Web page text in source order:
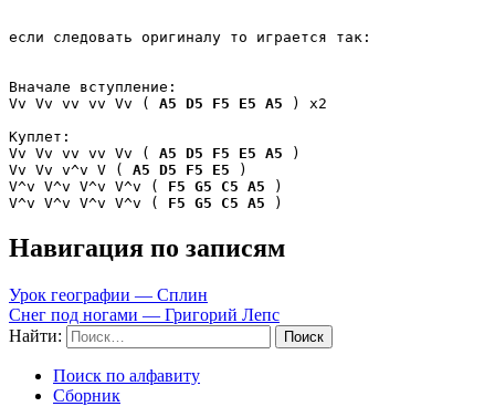
если следовать оригиналу то играется так:
Вначале вступление:
Vv Vv vv vv Vv ( A5 D5 F5 E5 A5 ) x2
Куплет:
Vv Vv vv vv Vv ( A5 D5 F5 E5 A5 )
Vv Vv v^v V ( A5 D5 F5 E5 )
V^v V^v V^v V^v ( F5 G5 C5 A5 )
V^v V^v V^v V^v ( F5 G5 C5 A5 )
Навигация по записям
Урок географии — Сплин
Снег под ногами — Григорий Лепс
Найти:
Поиск по алфавиту
Сборник